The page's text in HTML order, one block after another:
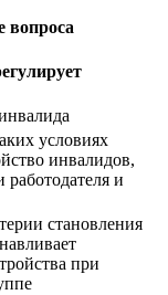
вопроса
условиях
инвалидов,
работодателя и
становления
при